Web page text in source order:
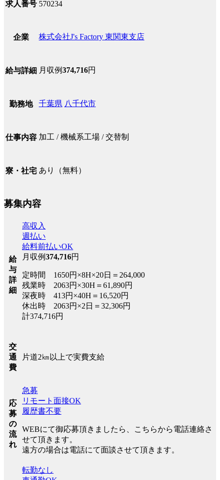
求人番号 570234
企業 株式会社J's Factory 東関東支店
給与詳細 月収例374,716円
勤務地 千葉県 八千代市
仕事内容 加工 / 機械系工場 / 交替制
寮・社宅 あり（無料）
募集内容
給
与
詳
細
高収入
週払い
給料前払いOK
月収例374,716円
定時間 1650円×8H×20日＝264,000
残業時 2063円×30H＝61,890円
深夜時 413円×40H＝16,520円
休出時 2063円×2日＝32,306円
計374,716円
交
通
費
片道2㎞以上で実費支給
応
募
の
流
れ
急募
リモート面接OK
履歴書不要
WEBにて御応募頂きましたら、こちらから電話連絡さ
せて頂きます。
遠方の場合は電話にて面談させて頂きます。
転勤なし